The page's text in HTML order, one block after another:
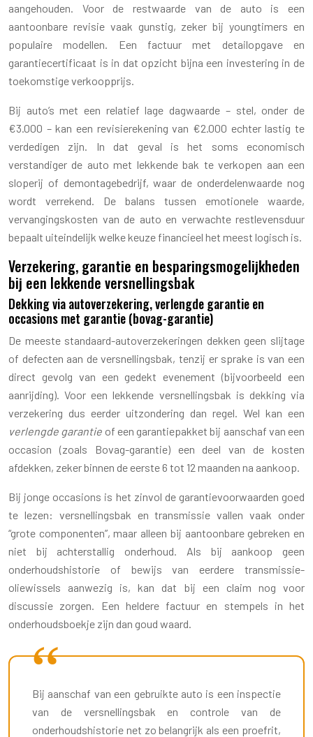
aangehouden. Voor de restwaarde van de auto is een
aantoonbare revisie vaak gunstig, zeker bij youngtimers en
populaire modellen. Een factuur met detailopgave en
garantiecertificaat is in dat opzicht bijna een investering in de
toekomstige verkoopprijs.
Bij auto’s met een relatief lage dagwaarde – stel, onder de
€3.000 – kan een revisierekening van €2.000 echter lastig te
verdedigen zijn. In dat geval is het soms economisch
verstandiger de auto met lekkende bak te verkopen aan een
sloperij of demontagebedrijf, waar de onderdelenwaarde nog
wordt verrekend. De balans tussen emotionele waarde,
vervangingskosten van de auto en verwachte restlevensduur
bepaalt uiteindelijk welke keuze financieel het meest logisch is.
Verzekering, garantie en besparingsmogelijkheden
bij een lekkende versnellingsbak
Dekking via autoverzekering, verlengde garantie en
occasions met garantie (bovag-garantie)
De meeste standaard-autoverzekeringen dekken geen slijtage
of defecten aan de versnellingsbak, tenzij er sprake is van een
direct gevolg van een gedekt evenement (bijvoorbeeld een
aanrijding). Voor een lekkende versnellingsbak is dekking via
verzekering dus eerder uitzondering dan regel. Wel kan een
verlengde garantie of een garantiepakket bij aanschaf van een
occasion (zoals Bovag-garantie) een deel van de kosten
afdekken, zeker binnen de eerste 6 tot 12 maanden na aankoop.
Bij jonge occasions is het zinvol de garantievoorwaarden goed
te lezen: versnellingsbak en transmissie vallen vaak onder
“grote componenten”, maar alleen bij aantoonbare gebreken en
niet bij achterstallig onderhoud. Als bij aankoop geen
onderhoudshistorie of bewijs van eerdere transmissie-
oliewissels aanwezig is, kan dat bij een claim nog voor
discussie zorgen. Een heldere factuur en stempels in het
onderhoudsboekje zijn dan goud waard.
Bij aanschaf van een gebruikte auto is een inspectie
van de versnellingsbak en controle van de
onderhoudshistorie net zo belangrijk als een proefrit,